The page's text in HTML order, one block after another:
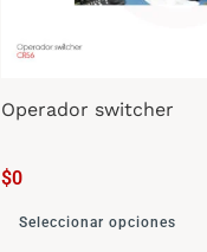
Operador switcher
$0
Seleccionar opciones